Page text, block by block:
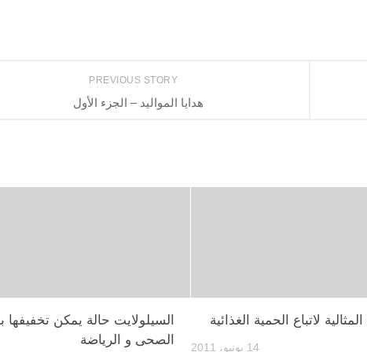
PREVIOUS STORY
هدايا المواليد – الجزء الأول
السيلولايت حالة يمكن تخفيفها
الصحى و الرياضة
لاتباع الحمية الغذائية
14 يونيو، 2011